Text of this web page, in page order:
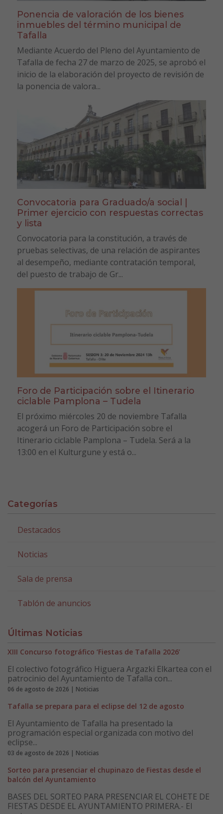
Ponencia de valoración de los bienes
inmuebles del término municipal de
Tafalla
Mediante Acuerdo del Pleno del Ayuntamiento de
Tafalla de fecha 27 de marzo de 2025, se aprobó el
inicio de la elaboración del proyecto de revisión de
la ponencia de valora...
Convocatoria para Graduado/a social |
Primer ejercicio con respuestas correctas
y lista
Convocatoria para la constitución, a través de
pruebas selectivas, de una relación de aspirantes
al desempeño, mediante contratación temporal,
del puesto de trabajo de Gr...
Foro de Participación sobre el Itinerario
ciclable Pamplona – Tudela
El próximo miércoles 20 de noviembre Tafalla
acogerá un Foro de Participación sobre el
Itinerario ciclable Pamplona – Tudela. Será a la
13:00 en el Kulturgune y está o...
Categorías
Destacados
Noticias
Sala de prensa
Tablón de anuncios
Últimas Noticias
XIII Concurso fotográfico ‘Fiestas de Tafalla 2026’
El colectivo fotográfico Higuera Argazki Elkartea con el
patrocinio del Ayuntamiento de Tafalla con...
06 de agosto de 2026 | Noticias
Tafalla se prepara para el eclipse del 12 de agosto
El Ayuntamiento de Tafalla ha presentado la
programación especial organizada con motivo del
eclipse...
03 de agosto de 2026 | Noticias
Sorteo para presenciar el chupinazo de Fiestas desde el
balcón del Ayuntamiento
BASES DEL SORTEO PARA PRESENCIAR EL COHETE DE
FIESTAS DESDE EL AYUNTAMIENTO PRIMERA.- El